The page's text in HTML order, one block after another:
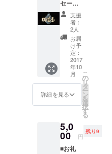
も多く
支援し
ていた
だける
と大変
ありが
たいで
す。
り
セージ
＋ ■記
念Tシャ
ツ ＋ ■
ライブ
イベン
トのポ
スター
（出演
者のサ
インあ
り） 10
周年イ
ベント
ターデ
ザイン
（一
部）を
支援
者：
2人
お届
け予
定：
2017
年10
月
詳細を見る
こ
の
リ
タ
ー
ン
を
選
択
す
る
5,0
00 円
残り9
■お礼